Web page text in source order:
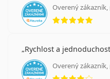
Overený
Rychlost a
Overený